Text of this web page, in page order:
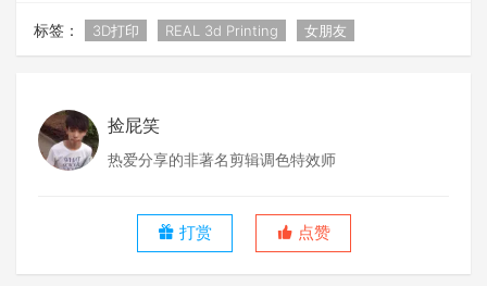
标签： 3D打印 REAL 3d Printing 女朋友
捡屁笑
热爱分享的非著名剪辑调色特效师
打赏 点赞